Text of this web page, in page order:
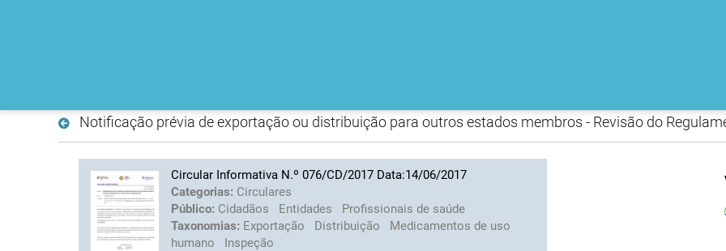
Notificação prévia de exportação ou distribuição para outros estados membros - Revisão do
Circular Informativa N.º 076/CD/2017 Data:14/06/2017
Categorias: Circulares
Público: Cidadãos Entidades
Profissionais de saúde
Taxonomias: Exportação Distribuição
Medicamentos de uso
humano
Inspeção